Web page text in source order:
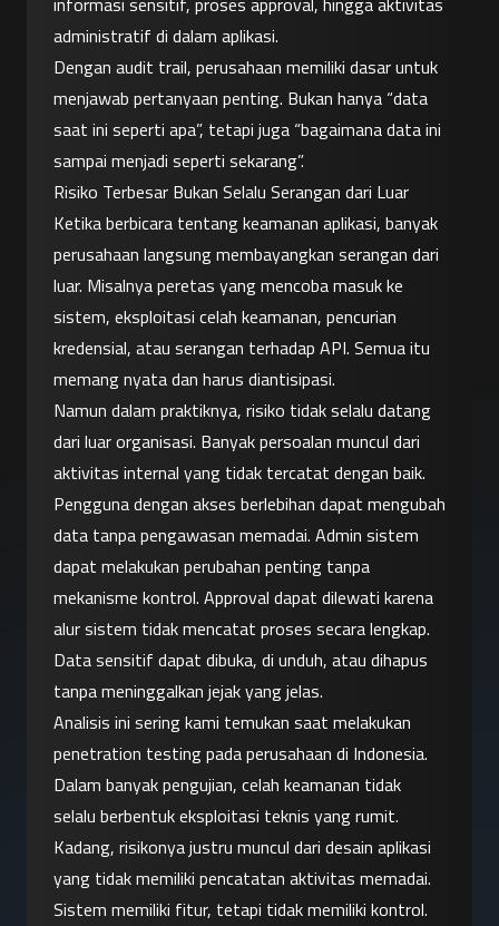
administratif di dalam aplikasi.
Dengan audit trail, perusahaan memiliki dasar untuk
menjawab pertanyaan penting. Bukan hanya “data
saat ini seperti apa”, tetapi juga “bagaimana data ini
sampai menjadi seperti sekarang”.
Risiko Terbesar Bukan Selalu Serangan dari Luar
Ketika berbicara tentang keamanan aplikasi, banyak
perusahaan langsung membayangkan serangan dari
luar. Misalnya peretas yang mencoba masuk ke
sistem, eksploitasi celah keamanan, pencurian
kredensial, atau serangan terhadap API. Semua itu
memang nyata dan harus diantisipasi.
Namun dalam praktiknya, risiko tidak selalu datang
dari luar organisasi. Banyak persoalan muncul dari
aktivitas internal yang tidak tercatat dengan baik.
Pengguna dengan akses berlebihan dapat mengubah
data tanpa pengawasan memadai. Admin sistem
dapat melakukan perubahan penting tanpa
mekanisme kontrol. Approval dapat dilewati karena
alur sistem tidak mencatat proses secara lengkap.
Data sensitif dapat dibuka, di unduh, atau dihapus
tanpa meninggalkan jejak yang jelas.
Analisis ini sering kami temukan saat melakukan
penetration testing pada perusahaan di Indonesia.
Dalam banyak pengujian, celah keamanan tidak
selalu berbentuk eksploitasi teknis yang rumit.
Kadang, risikonya justru muncul dari desain aplikasi
yang tidak memiliki pencatatan aktivitas memadai.
Sistem memiliki fitur, tetapi tidak memiliki kontrol.